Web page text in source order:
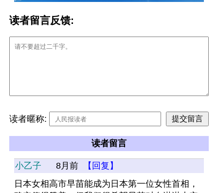
读者留言反馈:
读者暱称:
读者留言
小乙子 8月前
【回复】
日本女相高市早苗能成为日本第一位女性首相，